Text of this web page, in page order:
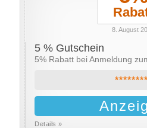
8. August
5 % Gutschein
5% Rabatt bei Anmeldung
Details »